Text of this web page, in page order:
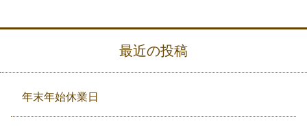
最近の投稿
年末年始休業日